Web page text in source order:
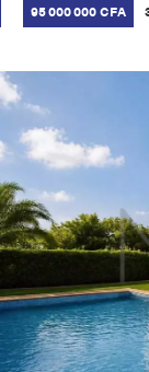
95 000 000 CFA